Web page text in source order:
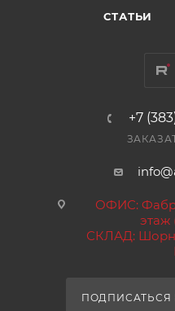
СТАТЬИ
+7
ОФИС:
этаж
СКЛАД:
ПОДПИСАТЬСЯ